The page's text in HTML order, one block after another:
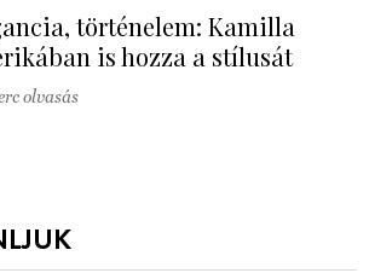
történelem: Kamilla
is hozza a stílusát
olvasás